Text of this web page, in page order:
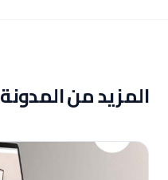
المزيد من المدونة